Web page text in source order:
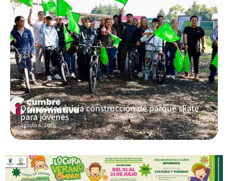
Ocoyoacac inicia construcción de parque skate
para jóvenes
agosto 6, 2026